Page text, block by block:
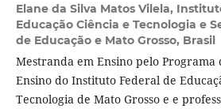
Elane da Silva Matos Vilela,
Educação Ciência e Tecnologia e
de Educação e Mato Grosso, Brasil
Mestranda em Ensino pelo Programa
Ensino do Instituto Federal de
Tecnologia de Mato Grosso e e